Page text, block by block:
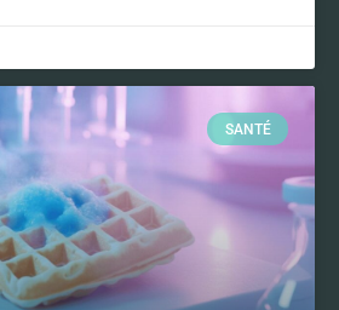
SANTÉ